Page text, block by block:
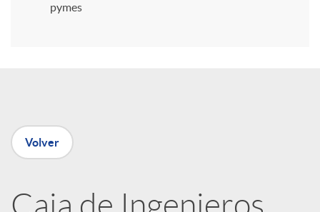
n
R
pymes
Volver
Caja de Ingenieros